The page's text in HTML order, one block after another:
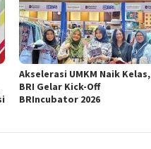
Akselerasi UMKM Naik Kelas,
BRI Gelar Kick-Off
BRIncubator 2026